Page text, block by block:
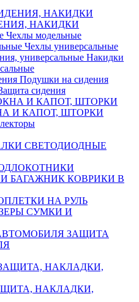
НАКИДКИ
Чехлы модельные
Чехлы универсальные
Накидки
Подушки на сидения
сидения
И КАПОТ, ШТОРКИ
СВЕТОДИОДНЫЕ
КОВРИКИ В
НА РУЛЬ
СУМКИ И
ЗАЩИТА
НАКЛАДКИ,